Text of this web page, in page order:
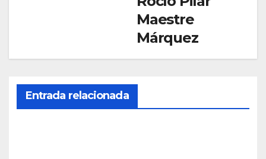
Maestre
Márquez
Entrada relacionada
SOCIEDAD
Mue